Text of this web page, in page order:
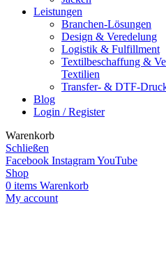
Leistungen
Branchen-Lösungen
Design & Veredelung
Logistik & Fulfillment
Textilbeschaffung &
Textilien
Transfer- & DTF-
Blog
Login / Register
Warenkorb
Schließen
Facebook InstagramYouTube
Shop
0 items Warenkorb
My account